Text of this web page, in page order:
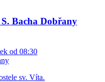
Bacha Dobřany
od 08:30
sv. Víta.